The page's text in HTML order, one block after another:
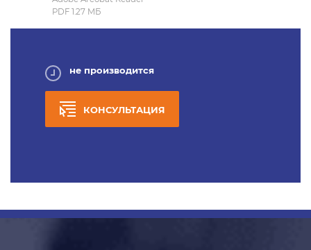
PDF 1.27 MБ
не производится
КОНСУЛЬТАЦИЯ